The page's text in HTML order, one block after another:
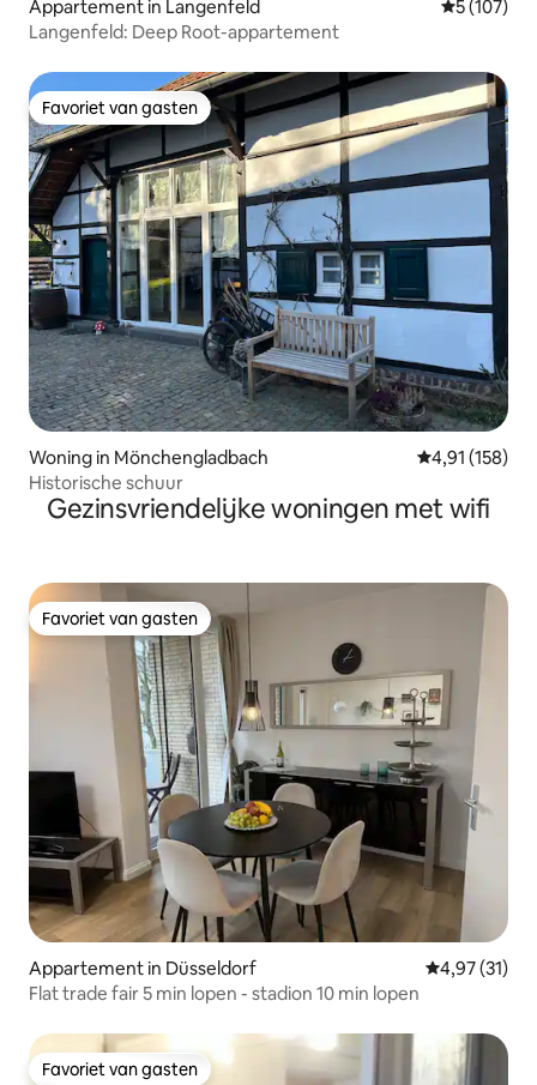
Appartement in Langenfeld
5 (107)
Langenfeld: Deep Root-appartement
Favoriet van gasten
Favoriet van gasten
Woning in Mönchengladbach Gemiddelde
4,91 (158)
Historische schuur
Gezinsvriendelijke woningen met wifi
Favoriet van gasten
Favoriet van gasten
Appartement in Düsseldorf Gemiddelde
4,97 (31)
Flat trade fair 5 min lopen - stadion 10 min lopen
Favoriet van gasten
Favoriet van gasten